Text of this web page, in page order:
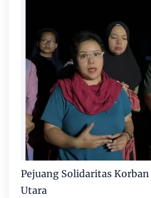
Pejuang Solidaritas
Utara